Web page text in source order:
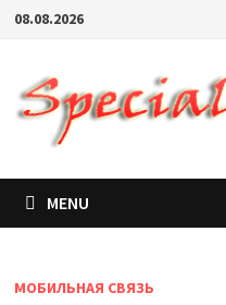
08.08.2026
MENU
МОБИЛЬНАЯ СВЯЗЬ